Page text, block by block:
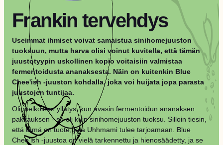
Frankin tervehdys
Useimmat ihmiset voivat samaistua sinihomejuuston
tuoksuun, mutta harva olisi voinut kuvitella, että tämän
juustotyypin uskollinen kopio voitaisiin valmistaa
fermentoidusta ananaksesta. Näin on kuitenkin Blue
Chee'ish -juuston kohdalla, joka voi huijata jopa parasta
juustojen tuntijaa.
Oli melkoinen yllätys, kun avasin fermentoidun ananaksen
pakkauksen - se oli kuin sinihomejuuston tuoksu. Silloin tiesin,
että tämä on tuote, jota Uhhmami tulee tarjoamaan. Blue
Chee'ish -juustoa on vielä tarkennettu ja hienosäädetty, ja se